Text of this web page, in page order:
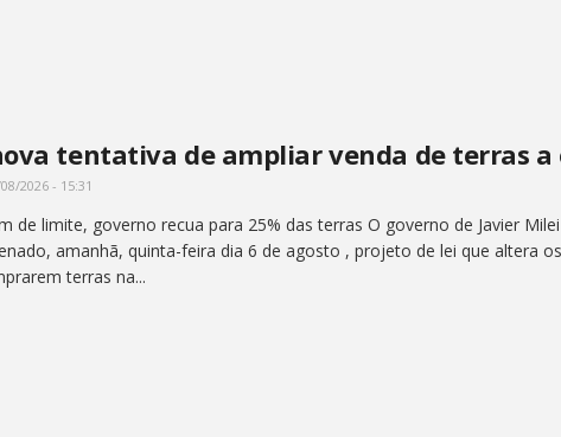
tentativa de ampliar venda de terras a
2026 - 15:31
de limite, governo recua para 25% das terras O governo de Javier
amanhã, quinta-feira dia 6 de agosto , projeto de lei que altera
terras na...